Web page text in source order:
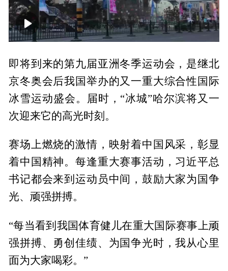
00:00 05:16
即将到来的第九届亚洲冬季运动会，是继北
京冬奥会后我国举办的又一重大综合性国际
冰雪运动盛会。届时，“冰城”哈尔滨将又一
次迎来它的高光时刻。
赛场上燃烧的激情，映射着中国风采，彰显
着中国精神。每逢重大赛事活动，习近平总
书记都会来到运动员中间，鼓励大家为国争
光、顽强拼搏。
“每当看到我国体育健儿在重大国际赛事上顽
强拼搏、勇创佳绩、为国争光时，我从心里
面为大家喝彩。”